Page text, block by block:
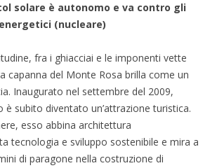
solare è autonomo e va contro gli
(nucleare)
fra i ghiacciai e le imponenti vette
capanna del Monte Rosa brilla come un
Inaugurato nel settembre del 2009,
è subito diventato un’attrazione turistica.
esso abbina architettura
tecnologia e sviluppo sostenibile e mira a
di paragone nella costruzione di